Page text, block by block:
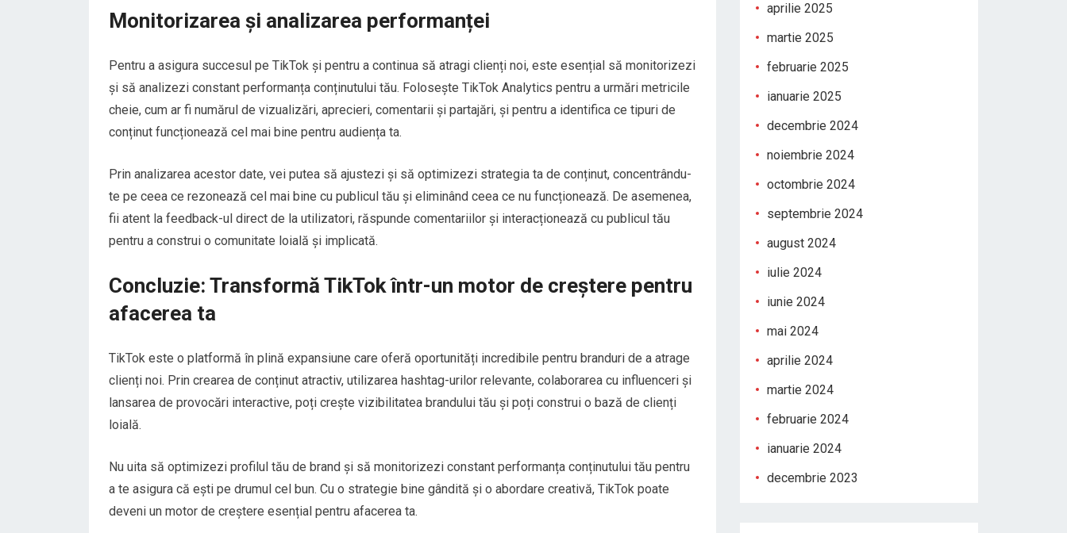
Monitorizarea și analizarea performanței
Pentru a asigura succesul pe TikTok și pentru a continua să atragi clienți noi, este esențial să monitorizezi
și să analizezi constant performanța conținutului tău. Folosește TikTok Analytics pentru a urmări metricile
cheie, cum ar fi numărul de vizualizări, aprecieri, comentarii și partajări, și pentru a identifica ce tipuri de
conținut funcționează cel mai bine pentru audiența ta.
Prin analizarea acestor date, vei putea să ajustezi și să optimizezi strategia ta de conținut, concentrându-
te pe ceea ce rezonează cel mai bine cu publicul tău și eliminând ceea ce nu funcționează. De asemenea,
fii atent la feedback-ul direct de la utilizatori, răspunde comentariilor și interacționează cu publicul tău
pentru a construi o comunitate loială și implicată.
Concluzie: Transformă TikTok într-un motor de creștere pentru
afacerea ta
TikTok este o platformă în plină expansiune care oferă oportunități incredibile pentru branduri de a atrage
clienți noi. Prin crearea de conținut atractiv, utilizarea hashtag-urilor relevante, colaborarea cu influenceri și
lansarea de provocări interactive, poți crește vizibilitatea brandului tău și poți construi o bază de clienți
loială.
Nu uita să optimizezi profilul tău de brand și să monitorizezi constant performanța conținutului tău pentru
a te asigura că ești pe drumul cel bun. Cu o strategie bine gândită și o abordare creativă, TikTok poate
deveni un motor de creștere esențial pentru afacerea ta.
aprilie 2025
martie 2025
februarie 2025
ianuarie 2025
decembrie 2024
noiembrie 2024
octombrie 2024
septembrie 2024
august 2024
iulie 2024
iunie 2024
mai 2024
aprilie 2024
martie 2024
februarie 2024
ianuarie 2024
decembrie 2023